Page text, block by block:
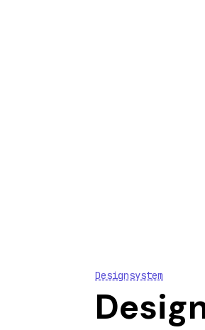
Designsystem